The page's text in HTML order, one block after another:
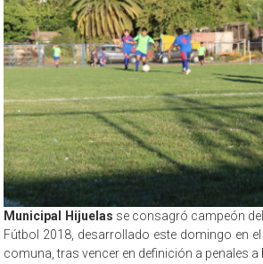
Municipal Hijuelas se consagró campeón
Fútbol 2018, desarrollado este domingo en
comuna, tras vencer en definición a penales a